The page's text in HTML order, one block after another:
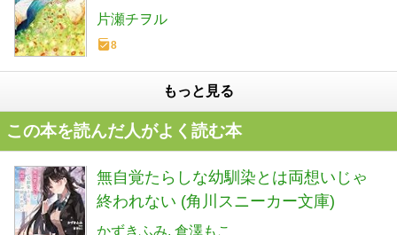
ル (いきなり最強YouTuber!ノベルプロ
ジェクト 1 レイターズ)
片瀬チヲル
8
もっと見る
この本を読んだ人がよく読む本
無自覚たらしな幼馴染とは両想いじゃ
終われない (角川スニーカー文庫)
かずきふみ 倉澤もこ